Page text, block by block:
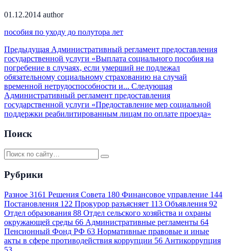
01.12.2014 author
пособия по уходу до полутора лет
Предыдущая Административный регламент предоставления
государственной услуги «Выплата социального пособия на
погребение в случаях, если умерший не подлежал
обязательному социальному страхованию на случай
временной нетрудоспособности и... Следующая
Административный регламент предоставления
государственной услуги «Предоставление мер социальной
поддержки реабилитированным лицам по оплате проезда»
Поиск
Рубрики
Разное 3161 Решения Совета 180 Финансовое управление 144
Постановления 122 Прокурор разъясняет 113 Объявления 92
Отдел образования 88 Отдел сельского хозяйства и охраны
окружающей среды 66 Административные регламенты 64
Пенсионный Фонд РФ 63 Нормативные правовые и иные
акты в сфере противодействия коррупции 56 Антикоррупция